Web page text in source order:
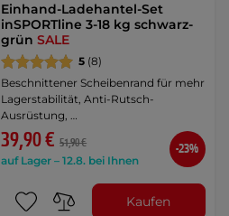
Einhand-Ladehantel-Set
inSPORTline 3-18 kg schwarz-
grünSALE
5 (8)
Beschnittener Scheibenrand für mehr
Lagerstabilität, Anti-Rutsch-
Ausrüstung, …
39,90 € 51,90 €
auf Lager – 12.8. bei Ihnen
-23%
Kaufen